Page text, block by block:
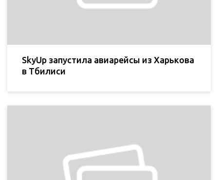
SkyUp запустила авиарейсы из Харькова
в Тбилиси